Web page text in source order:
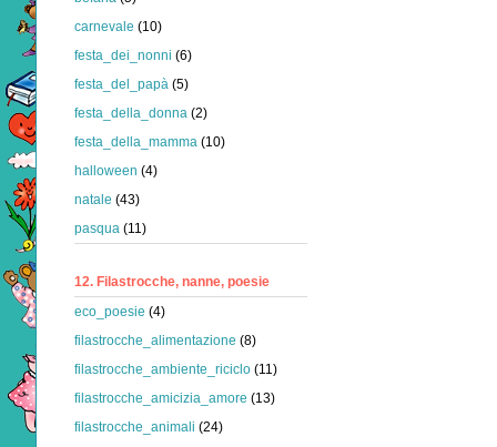
carnevale (10)
festa_dei_nonni (6)
festa_del_papà (5)
festa_della_donna (2)
festa_della_mamma (10)
halloween (4)
natale (43)
pasqua (11)
12. Filastrocche, nanne, poesie
eco_poesie (4)
filastrocche_alimentazione (8)
filastrocche_ambiente_riciclo (11)
filastrocche_amicizia_amore (13)
filastrocche_animali (24)